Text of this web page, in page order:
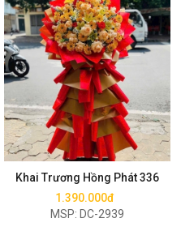
Khai Trương Hồng Phát 336
1.390.000đ
MSP: DC-2939
Mua ngay